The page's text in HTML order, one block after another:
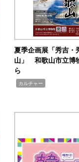
夏季企画展「秀吉・
山」 和歌山市立博
ら
カルチャー